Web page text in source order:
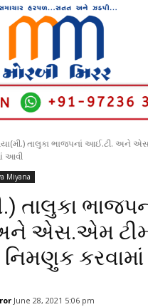
તાલુકા ભાજપનાં આઈ.ટી. અને
આવી
Miyana
તાલુકા
એસ.એમ
નિમણુક
June 28, 2021 5:06 pm